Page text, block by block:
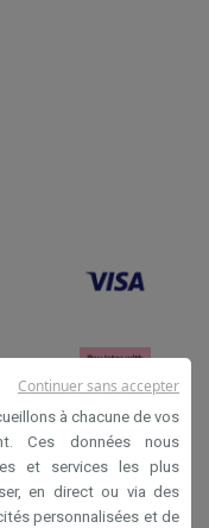
vente
à chacune de vos
Ces données nous
et services les plus
en direct ou via des
personnalisées et de
Continuer sans accepter